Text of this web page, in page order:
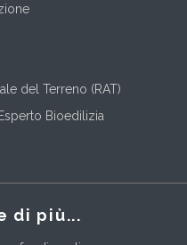
del Terreno (RAT)
Bioedilizia
di più...